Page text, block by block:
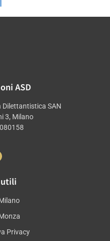
ASD
SAN
3, Milano
Privacy